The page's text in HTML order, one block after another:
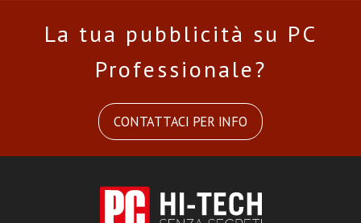
La tua pubblicità su PC
Professionale?
CONTATTACI PER INFO